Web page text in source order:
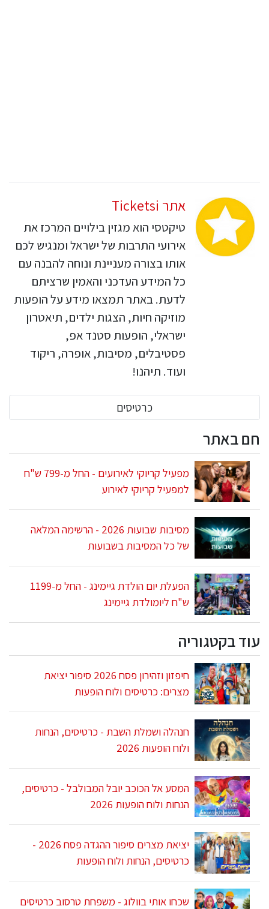
אתר Ticketsi
טיקטסי הוא מגזין בילויים המרכז את
אירועי התרבות של ישראל ומנגיש לכם
אותו בצורה מעניינת ונוחה להבנה עם
כל המידע העדכני והאמין שרציתם
לדעת. באתר תמצאו מידע על הופעות
מוזיקה חיות, הצגות ילדים, תיאטרון
ישראלי, הופעות סטנד אפ,
פסטיבלים, מסיבות, אופרה, ריקוד
ועוד. תיהנו!
כרטיסים
חם באתר
מפעיל קריוקי לאירועים - החל מ-799 ש"ח
למפעיל קריוקי לאירוע
מסיבות שבועות 2026 - הרשימה המלאה
של כל המסיבות בשבועות
הפעלת יום הולדת גיימינג - החל מ-1199
ש"ח ליומולדת גיימינג
עוד בקטגוריה
חיפזון וזהירון פסח 2026 סיפור יציאת
מצרים: כרטיסים ולוח הופעות
חנהלה ושמלת השבת - כרטיסים, הנחות
ולוח הופעות 2026
המסע אל הכוכב יובל המבולבל - כרטיסים,
הנחות ולוח הופעות 2026
יציאת מצרים סיפור ההגדה פסח 2026 -
כרטיסים, הנחות ולוח הופעות
שכחו אותי בוולוג - משפחת טרסוב כרטיסים